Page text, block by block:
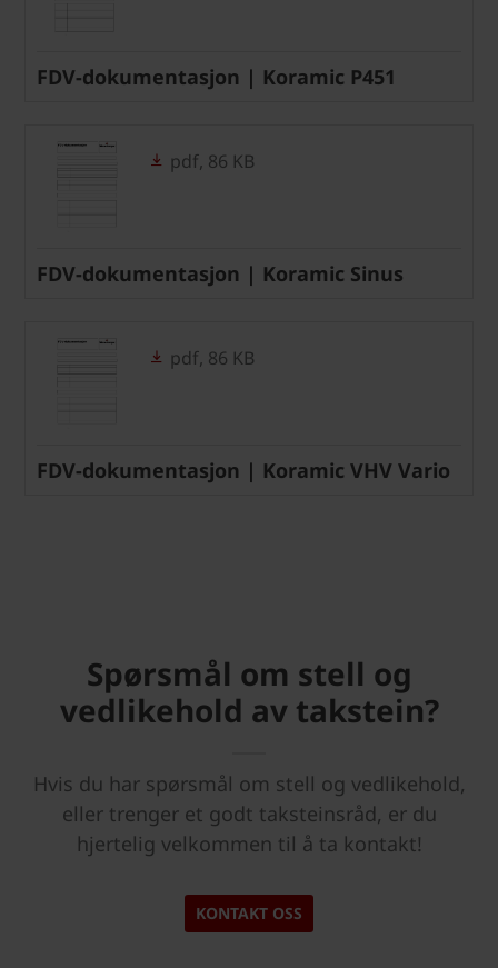
FDV-dokumentasjon | Koramic P451
pdf, 86 KB
FDV-dokumentasjon | Koramic Sinus
pdf, 86 KB
FDV-dokumentasjon | Koramic VHV Vario
Spørsmål om stell og
vedlikehold av takstein?
Hvis du har spørsmål om stell og vedlikehold,
eller trenger et godt taksteinsråd, er du
hjertelig velkommen til å ta kontakt!
KONTAKT OSS